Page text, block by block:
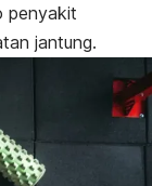
penyakit
jantung.